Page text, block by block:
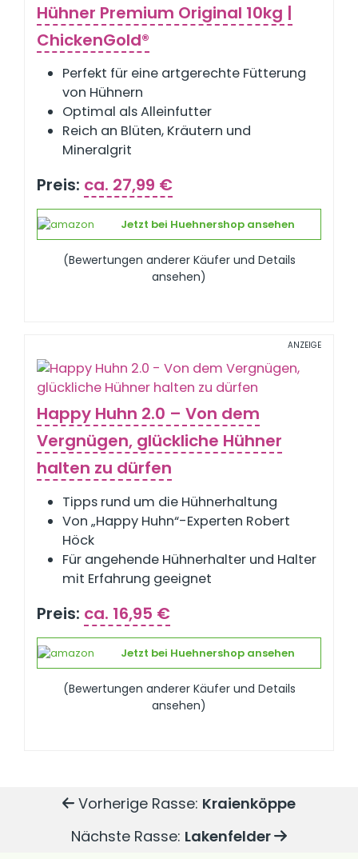
Hühner Premium Original 10kg |
ChickenGold®
Perfekt für eine artgerechte Fütterung
von Hühnern
Optimal als Alleinfutter
Reich an Blüten, Kräutern und
Mineralgrit
Preis: ca. 27,99 €
Jetzt bei Huehnershop ansehen
(Bewertungen anderer Käufer und Details
ansehen)
ANZEIGE
Happy Huhn 2.0 – Von dem
Vergnügen, glückliche Hühner
halten zu dürfen
Tipps rund um die Hühnerhaltung
Von „Happy Huhn“-Experten Robert
Höck
Für angehende Hühnerhalter und Halter
mit Erfahrung geeignet
Preis: ca. 16,95 €
Jetzt bei Huehnershop ansehen
(Bewertungen anderer Käufer und Details
ansehen)
Vorherige Rasse: Kraienköppe
Nächste Rasse: Lakenfelder